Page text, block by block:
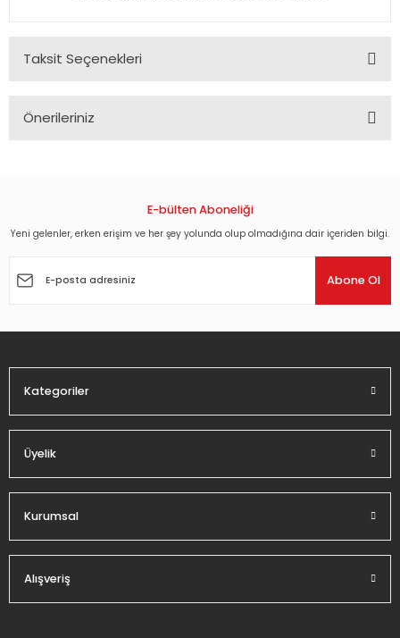
Taksit Seçenekleri
Önerileriniz
Görüş ve önerileriniz için teşekkür ederiz.
Ürün açıklamasında eksik bilgiler bulunuyor.
E-bülten Aboneliği
Yeni gelenler, erken erişim ve her şey yolunda olup olmadığına dair içeriden bilgi.
Abone Ol
Kategoriler
Üyelik
Kurumsal
Alışveriş